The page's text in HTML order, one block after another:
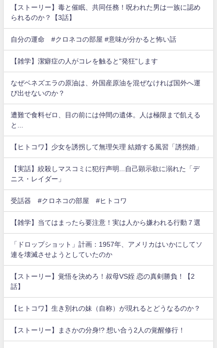
【ストーリー】毒と催眠、共同任務！呪われた男は一族に認め
られるのか？【3話】
自分の運命 #クロネコの部屋 #意味が分かると怖い話
【雑学】潔癖症の人がコレを触ると"発狂"します
なぜベネズエラの原油は、外国産原油を混ぜなければ国外へ運
び出せないのか？
遭難で食料ゼロ、目の前には仲間の遺体。人は極限まで飢える
と...
【ヒトコワ】少女を誘拐して無理矢理 結婚する風習「誘拐婚」
【実話】絞殺しマスコミに犯行声明...自己顕示欲に溺れた「デ
ニス・レイダー」
受話器 #クロネコの部屋 #ヒトコワ
【雑学】当てはまったら要注意！実は人から嫌われる行動７選
「ドロップショット」計画：1957年、アメリカはいかにしてソ
連を壊滅させようとしていたのか
【ストーリー】覚悟を決めろ！叔母VS姪 恋の真剣勝負！【2
話】
【ヒトコワ】生き別れの妹（自称）が現れるとどうなるのか？
【ストーリー】まさかの分身!? 想い合う2人の覚醒修行！